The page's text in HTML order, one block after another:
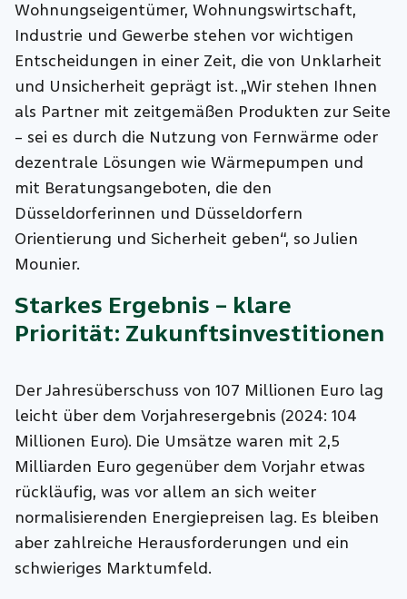
Wohnungseigentümer, Wohnungswirtschaft,
Industrie und Gewerbe stehen vor wichtigen
Entscheidungen in einer Zeit, die von Unklarheit
und Unsicherheit geprägt ist. „Wir stehen Ihnen
als Partner mit zeitgemäßen Produkten zur Seite
– sei es durch die Nutzung von Fernwärme oder
dezentrale Lösungen wie Wärmepumpen und
mit Beratungsangeboten, die den
Düsseldorferinnen und Düsseldorfern
Orientierung und Sicherheit geben“, so Julien
Mounier.
Starkes Ergebnis – klare
Priorität: Zukunftsinvestitionen
Der Jahresüberschuss von 107 Millionen Euro lag
leicht über dem Vorjahresergebnis (2024: 104
Millionen Euro). Die Umsätze waren mit 2,5
Milliarden Euro gegenüber dem Vorjahr etwas
rückläufig, was vor allem an sich weiter
normalisierenden Energiepreisen lag. Es bleiben
aber zahlreiche Herausforderungen und ein
schwieriges Marktumfeld.